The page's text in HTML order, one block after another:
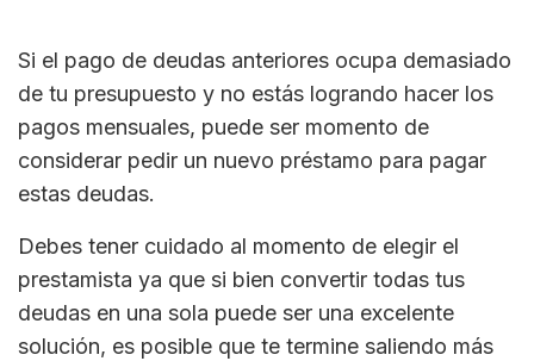
Si el pago de deudas anteriores ocupa demasiado
de tu presupuesto y no estás logrando hacer los
pagos mensuales, puede ser momento de
considerar pedir un nuevo préstamo para pagar
estas deudas.
Debes tener cuidado al momento de elegir el
prestamista ya que si bien convertir todas tus
deudas en una sola puede ser una excelente
solución, es posible que te termine saliendo más